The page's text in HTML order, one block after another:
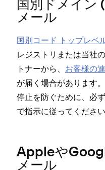
国別ドメイン
メ⁠ール
国別コ⁠ード ト⁠ップレベ
レジストリまたは当社
トナ⁠ーから⁠、 お客様の
が届く場合があります⁠
停止を防ぐために⁠、必
で指示に従⁠ってください⁠
Appleや
メ⁠ール